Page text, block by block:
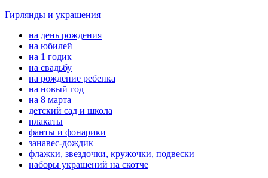
Гирлянды и украшения
на день рождения
на юбилей
на 1 годик
на свадьбу
на рождение ребенка
на новый год
на 8 марта
детский сад и школа
плакаты
фанты и фонарики
занавес-дождик
флажки, звездочки, кружочки, подвески
наборы украшений на скотче